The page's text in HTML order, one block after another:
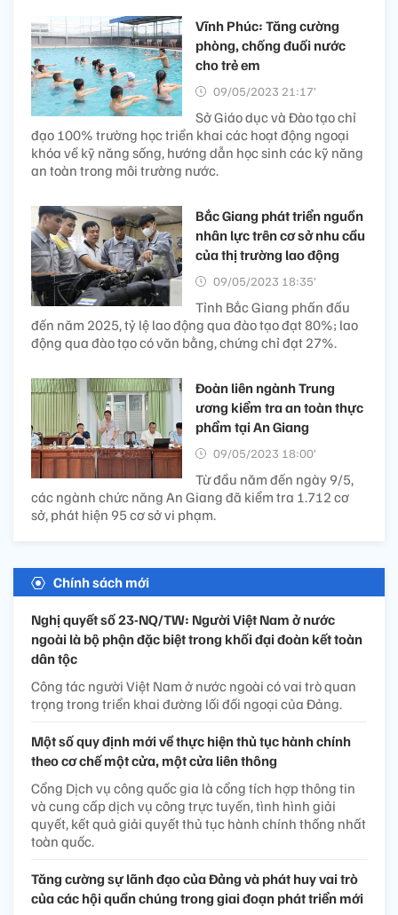
Vĩnh Phúc: Tăng cường
phòng, chống đuối nước
cho trẻ em
09/05/2023 21:17’
Sở Giáo dục và Đào tạo chỉ
đạo 100% trường học triển khai các hoạt động ngoại
khóa về kỹ năng sống, hướng dẫn học sinh các kỹ năng
an toàn trong môi trường nước.
Bắc Giang phát triển nguồn
nhân lực trên cơ sở nhu cầu
của thị trường lao động
09/05/2023 18:35’
Tỉnh Bắc Giang phấn đấu
đến năm 2025, tỷ lệ lao động qua đào tạo đạt 80%; lao
động qua đào tạo có văn bằng, chứng chỉ đạt 27%.
Đoàn liên ngành Trung
ương kiểm tra an toàn thực
phẩm tại An Giang
09/05/2023 18:00’
Từ đầu năm đến ngày 9/5,
các ngành chức năng An Giang đã kiểm tra 1.712 cơ
sở, phát hiện 95 cơ sở vi phạm.
Chính sách mới
Nghị quyết số 23-NQ/TW: Người Việt Nam ở nước
ngoài là bộ phận đặc biệt trong khối đại đoàn kết toàn
dân tộc
Công tác người Việt Nam ở nước ngoài có vai trò quan
trọng trong triển khai đường lối đối ngoại của Đảng.
Một số quy định mới về thực hiện thủ tục hành chính
theo cơ chế một cửa, một cửa liên thông
Cổng Dịch vụ công quốc gia là cổng tích hợp thông tin
và cung cấp dịch vụ công trực tuyến, tình hình giải
quyết, kết quả giải quyết thủ tục hành chính thống nhất
toàn quốc.
Tăng cường sự lãnh đạo của Đảng và phát huy vai trò
của các hội quần chúng trong giai đoạn phát triển mới